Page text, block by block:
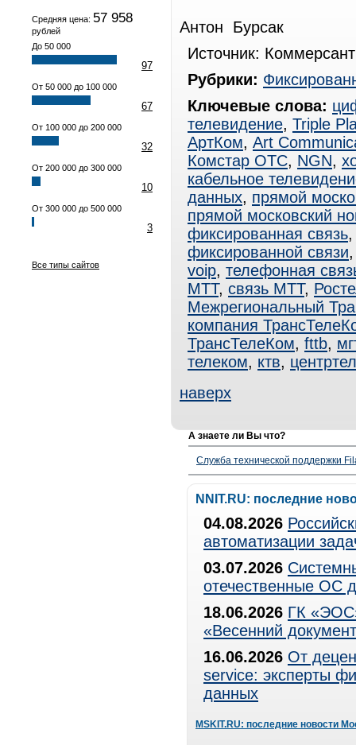
Средняя цена: 57 958
рублей
До 50 000
97
От 50 000 до 100 000
67
От 100 000 до 200 000
32
От 200 000 до 300 000
10
От 300 000 до 500 000
3
Все типы сайтов
Антон Бурсак
Источник:
Рубрики:
Ключевые слова:
телевидение, Triple
АртКом, Art
Комстар ОТС, NGN,
кабельное
данных, прямой
прямой московский
фиксированная связь
фиксированной связи
voip, телефонная
МТТ, связь МТТ,
Межрегиональный
компания
ТрансТелеКом, fttb,
телеком, ктв,
наверх
А знаете ли Вы что?
Служба технической поддержки
NNIT.RU: последние
04.08.2026
автоматизации
03.07.2026
отечественные ОС
18.06.2026 ГК
«Весенний
16.06.2026 От
service: эксперты
данных
MSKIT.RU: последние новости